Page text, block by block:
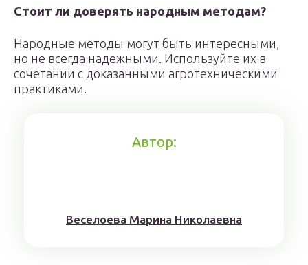
Стоит ли доверять народным методам?
Народные методы могут быть интересными,
но не всегда надежными. Используйте их в
сочетании с доказанными агротехническими
практиками.
Автор:
Веселоева Марина Николаевна